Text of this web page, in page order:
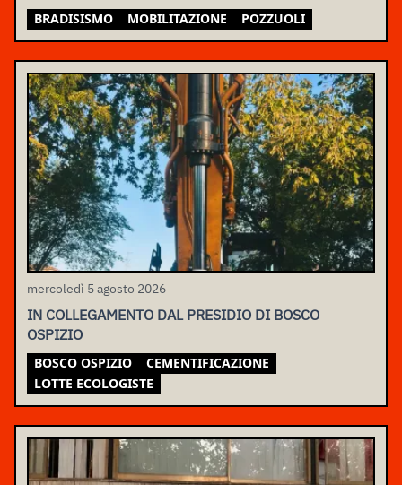
BRADISISMO MOBILITAZIONE POZZUOLI
mercoledì 5 agosto 2026
IN COLLEGAMENTO DAL PRESIDIO DI BOSCO
OSPIZIO
BOSCO OSPIZIO
CEMENTIFICAZIONE
LOTTE ECOLOGISTE